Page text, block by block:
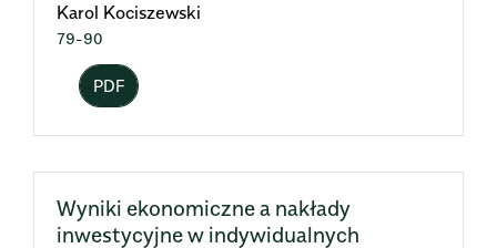
Karol Kociszewski
79-90
PDF
Wyniki ekonomiczne a nakłady
inwestycyjne w indywidualnych